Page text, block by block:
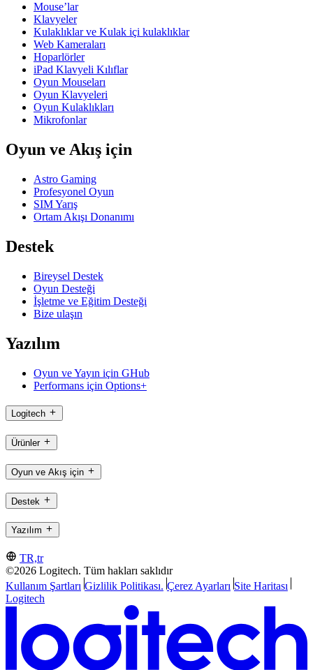
Mouse’lar
Klavyeler
Kulaklıklar ve Kulak içi kulaklıklar
Web Kameraları
Hoparlörler
iPad Klavyeli Kılıflar
Oyun Mouseları
Oyun Klavyeleri
Oyun Kulaklıkları
Mikrofonlar
Oyun ve Akış için
Astro Gaming
Profesyonel Oyun
SIM Yarış
Ortam Akışı Donanımı
Destek
Bireysel Destek
Oyun Desteği
İşletme ve Eğitim Desteği
Bize ulaşın
Yazılım
Oyun ve Yayın için GHub
Performans için Options+
Logitech
Ürünler
Oyun ve Akış için
Destek
Yazılım
TR,tr
©2026 Logitech. Tüm hakları saklıdır
Kullanım Şartları Gizlilik Politikası. Çerez Ayarları Site Haritası
Logitech